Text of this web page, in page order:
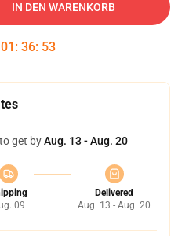
IN DEN WARENKORB
01 : 36: 53
get byAug. 13 - Aug. 20
09
Delivered
Aug. 13 - Aug. 20